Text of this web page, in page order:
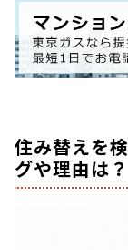
住み替えを
グや理由は？